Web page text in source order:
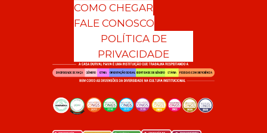
COMO CHEGAR
FALE CONOSCO
POLÍTICA DE
PRIVACIDADE